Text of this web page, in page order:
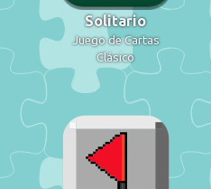
Solitario
Juego de Cartas
Clásico